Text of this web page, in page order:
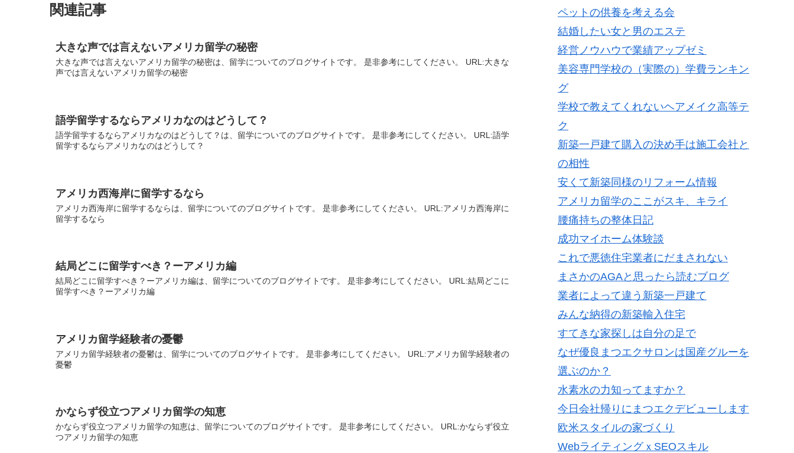
関連記事
大きな声では言えないアメリカ留学の秘密
大きな声では言えないアメリカ留学の秘密は、留学についてのブログサイトです。 是非参考にしてください。 URL:大きな
声では言えないアメリカ留学の秘密
語学留学するならアメリカなのはどうして？
語学留学するならアメリカなのはどうして？は、留学についてのブログサイトです。 是非参考にしてください。 URL:語学
留学するならアメリカなのはどうして？
アメリカ西海岸に留学するなら
アメリカ西海岸に留学するならは、留学についてのブログサイトです。 是非参考にしてください。 URL:アメリカ西海岸に
留学するなら
結局どこに留学すべき？ーアメリカ編
結局どこに留学すべき？ーアメリカ編は、留学についてのブログサイトです。 是非参考にしてください。 URL:結局どこに
留学すべき？ーアメリカ編
アメリカ留学経験者の憂鬱
アメリカ留学経験者の憂鬱は、留学についてのブログサイトです。 是非参考にしてください。 URL:アメリカ留学経験者の
憂鬱
かならず役立つアメリカ留学の知恵
かならず役立つアメリカ留学の知恵は、留学についてのブログサイトです。 是非参考にしてください。 URL:かならず役立
つアメリカ留学の知恵
ペットの供養を考える会
結婚したい女と男のエステ
経営ノウハウで業績アップゼミ
美容専門学校の（実際の）学費ランキン
グ
学校で教えてくれないヘアメイク高等テ
ク
新築一戸建て購入の決め手は施工会社と
の相性
安くて新築同様のリフォーム情報
アメリカ留学のここがスキ、キライ
腰痛持ちの整体日記
成功マイホーム体験談
これで悪徳住宅業者にだまされない
まさかのAGAと思ったら読むブログ
業者によって違う新築一戸建て
みんな納得の新築輸入住宅
すてきな家探しは自分の足で
なぜ優良まつエクサロンは国産グルーを
選ぶのか？
水素水の力知ってますか？
今日会社帰りにまつエクデビューします
欧米スタイルの家づくり
WebライティングｘSEOスキル